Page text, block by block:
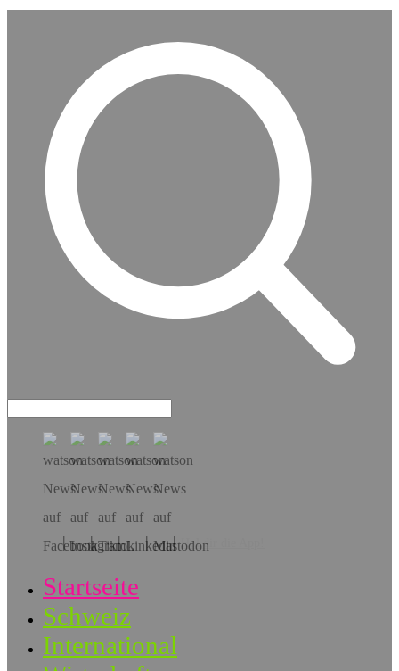
Hol dir die App!
Startseite
Schweiz
International